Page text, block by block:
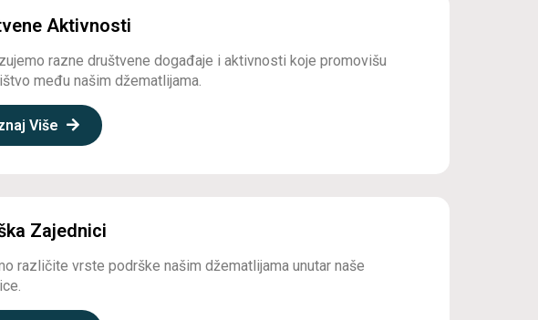
Aktivnosti
razne društvene događaje i aktivnosti koje promovišu
među našim džematlijama.
Više
Zajednici
različite vrste podrške našim džematlijama unutar naše